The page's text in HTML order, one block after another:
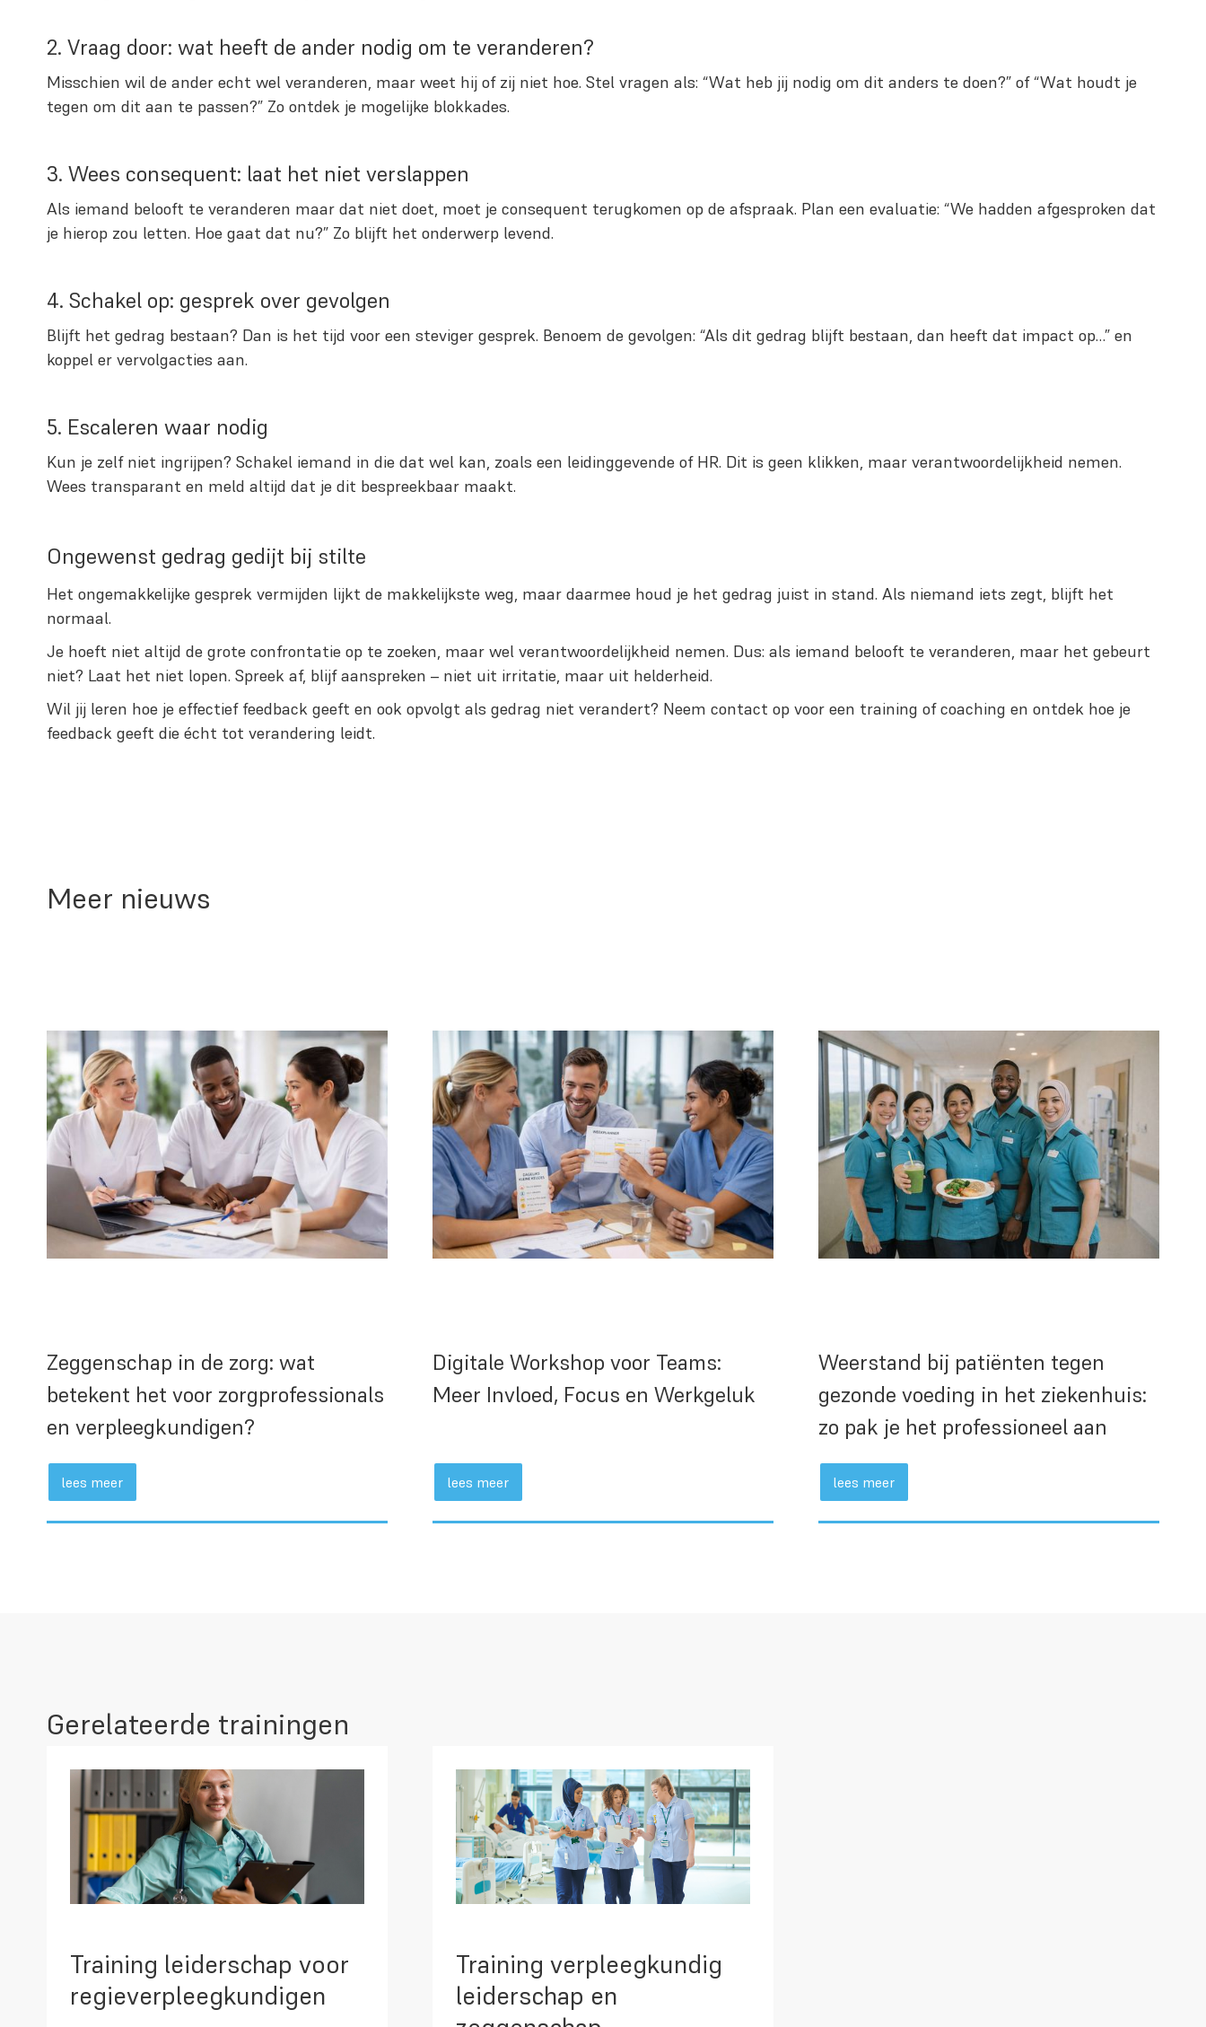
2. Vraag door: wat heeft de ander nodig om te veranderen?
Misschien wil de ander echt wel veranderen, maar weet hij of zij niet hoe. Stel vragen als: “Wat heb jij nodig om dit anders te doen?” of “Wat houdt je
tegen om dit aan te passen?” Zo ontdek je mogelijke blokkades.
3. Wees consequent: laat het niet verslappen
Als iemand belooft te veranderen maar dat niet doet, moet je consequent terugkomen op de afspraak. Plan een evaluatie: “We hadden afgesproken dat
je hierop zou letten. Hoe gaat dat nu?” Zo blijft het onderwerp levend.
4. Schakel op: gesprek over gevolgen
Blijft het gedrag bestaan? Dan is het tijd voor een steviger gesprek. Benoem de gevolgen: “Als dit gedrag blijft bestaan, dan heeft dat impact op…” en
koppel er vervolgacties aan.
5. Escaleren waar nodig
Kun je zelf niet ingrijpen? Schakel iemand in die dat wel kan, zoals een leidinggevende of HR. Dit is geen klikken, maar verantwoordelijkheid nemen.
Wees transparant en meld altijd dat je dit bespreekbaar maakt.
Ongewenst gedrag gedijt bij stilte
Het ongemakkelijke gesprek vermijden lijkt de makkelijkste weg, maar daarmee houd je het gedrag juist in stand. Als niemand iets zegt, blijft het
normaal.
Je hoeft niet altijd de grote confrontatie op te zoeken, maar wel verantwoordelijkheid nemen. Dus: als iemand belooft te veranderen, maar het gebeurt
niet? Laat het niet lopen. Spreek af, blijf aanspreken – niet uit irritatie, maar uit helderheid.
Wil jij leren hoe je effectief feedback geeft en ook opvolgt als gedrag niet verandert? Neem contact op voor een training of coaching en ontdek hoe je
feedback geeft die écht tot verandering leidt.
Meer nieuws
Zeggenschap in de zorg: wat
betekent het voor zorgprofessionals
en verpleegkundigen?
lees meer
Digitale Workshop voor Teams:
Meer Invloed, Focus en Werkgeluk
lees meer
Weerstand bij patiënten tegen
gezonde voeding in het ziekenhuis:
zo pak je het professioneel aan
lees meer
Gerelateerde trainingen
Training leiderschap voor
regieverpleegkundigen
Training verpleegkundig
leiderschap en